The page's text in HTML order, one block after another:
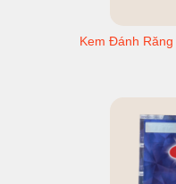
Kem Đánh Răng